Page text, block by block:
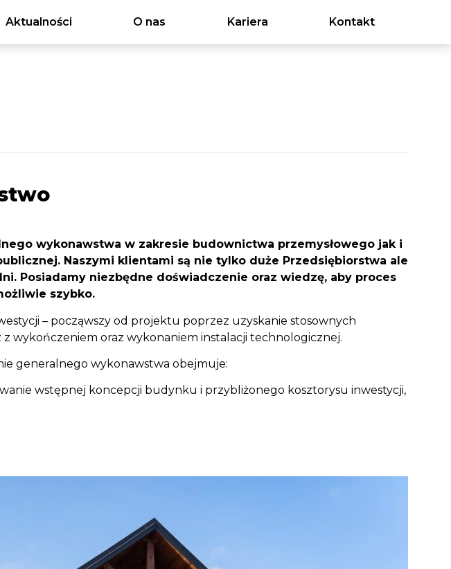
Aktualności O nas Kariera Kontakt
wykonawstwa w zakresie budownictwa przemysłowego jak i
Naszymi klientami są nie tylko duże Przedsiębiorstwa ale
Posiadamy niezbędne doświadczenie oraz wiedzę, aby proces
szybko.
– począwszy od projektu poprzez uzyskanie stosownych
wykończeniem oraz wykonaniem instalacji technologicznej.
generalnego wykonawstwa obejmuje:
wstępnej koncepcji budynku i przybliżonego kosztorysu inwestycji,